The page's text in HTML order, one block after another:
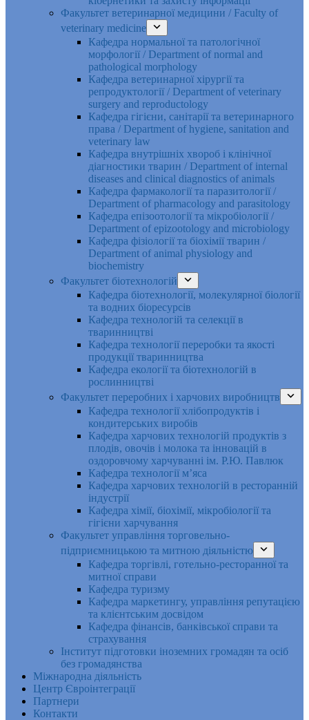
Факультет ветеринарної медицини / Faculty of
veterinary medicine
Кафедра нормальної та патологічної
морфології / Department of normal and
pathological morphology
Кафедра ветеринарної хірургії та
репродуктології / Department of veterinary
surgery and reproductology
Кафедра гігієни, санітарії та ветеринарного
права / Department of hygiene, sanitation and
veterinary law
Кафедра внутрішніх хвороб і клінічної
діагностики тварин / Department of internal
diseases and clinical diagnostics of animals
Кафедра фармакології та паразитології /
Department of pharmacology and parasitology
Кафедра епізоотології та мікробіології /
Department of epizootology and microbiology
Кафедра фізіології та біохімії тварин /
Department of animal physiology and
biochemistry
Факультет біотехнологій
Кафедра біотехнології, молекулярної біології
та водних біоресурсів
Кафедра технологій та селекції в
тваринництві
Кафедра технології переробки та якості
продукції тваринництва
Кафедра екології та біотехнологій в
рослинництві
Факультет переробних і харчових виробництв
Кафедра технології хлібопродуктів і
кондитерських виробів
Кафедра харчових технологій продуктів з
плодів, овочів і молока та інновацій в
оздоровчому харчуванні ім. Р.Ю. Павлюк
Кафедра технології м’яса
Кафедра харчових технологій в ресторанній
індустрії
Кафедра хімії, біохімії, мікробіології та
гігієни харчування
Факультет управління торговельно-
підприємницькою та митною діяльністю
Кафедра торгівлі, готельно-ресторанної та
митної справи
Кафедра туризму
Кафедра маркетингу, управління репутацією
та клієнтським досвідом
Кафедра фінансів, банківської справи та
страхування
Інститут підготовки іноземних громадян та осіб
без громадянства
Міжнародна діяльність
Центр Євроінтеграції
Партнери
Контакти